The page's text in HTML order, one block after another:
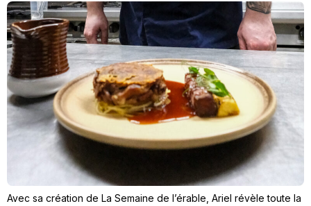
Avec sa création de La Semaine de l’érable, Ariel révèle toute la